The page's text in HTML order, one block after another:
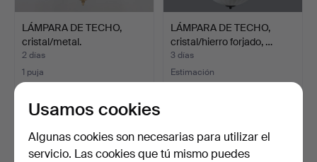
LÁMPARA DE TECHO,
cristal/metal.
2 días
1 puja
32 USD
LÁMPARA DE TECHO,
cristal/hierro forjado, …
3 días
Estimación
Usamos cookies
Algunas cookies son necesarias para utilizar el
servicio. Las cookies que tú mismo puedes